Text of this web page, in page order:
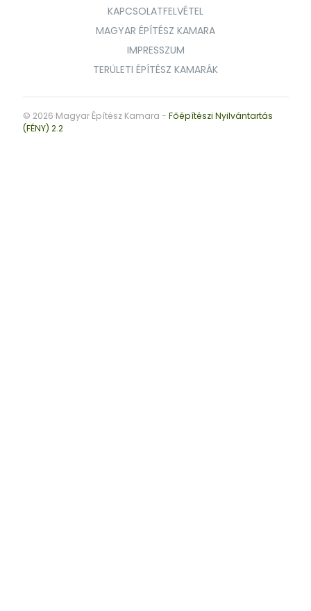
KAPCSOLATFELVÉTEL
MAGYAR ÉPÍTÉSZ KAMARA
IMPRESSZUM
TERÜLETI ÉPÍTÉSZ KAMARÁK
© 2026 Magyar Építész Kamara - Főépítészi Nyilvántartás
(FÉNY) 2.2